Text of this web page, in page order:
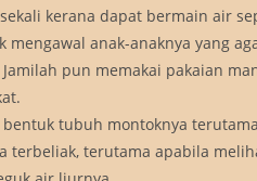
kerana dapat bermain air
anak-anaknya yang
pun memakai pakaian
tubuh montoknya
terbeliak, terutama apabila